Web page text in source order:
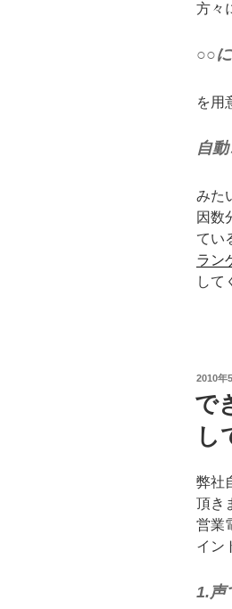
方々
○○
を用
自
みた
因数
てい
ラン
して
投
日:
2010年
で
し
弊社
頂き
営業
イン
1.声